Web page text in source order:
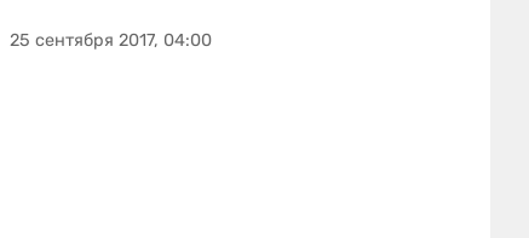
25 сентября 2017, 04:00